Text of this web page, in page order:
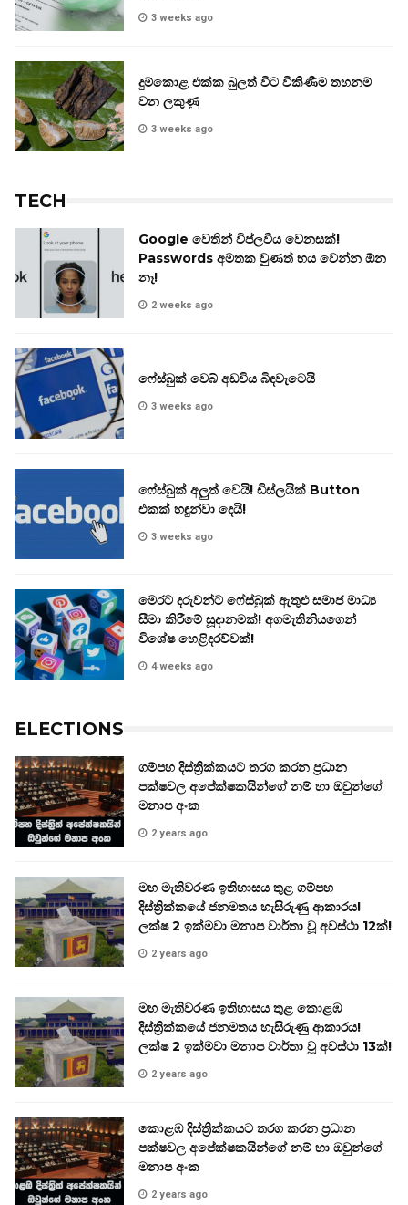
3 weeks ago
දුම්කොළ එක්ක බුලත් විට විකිණීම තහනම්
වන ලකුණු
3 weeks ago
TECH
Google වෙතින් විප්ලවීය වෙනසක්!
Passwords අමතක වුණත් භය වෙන්න ඕන
නෑ!
2 weeks ago
ෆේස්බුක් වෙබ් අඩවිය බිඳවැටෙයි
3 weeks ago
ෆේස්බුක් අලුත් වෙයි! ඩිස්ලයික් Button
එකක් හඳුන්වා දෙයි!
3 weeks ago
මෙරට දරුවන්ට ෆේස්බුක් ඇතුළු සමාජ මාධ්‍ය
සීමා කිරීමේ සූදානමක්! අගමැතිනියගෙන්
විශේෂ හෙළිදරව්වක්!
4 weeks ago
ELECTIONS
ගම්පහ දිස්ත්‍රික්කයට තරග කරන ප්‍රධාන
පක්ෂවල අපේක්ෂකයින්ගේ නම් හා ඔවුන්ගේ
මනාප අංක
2 years ago
මහ මැතිවරණ ඉතිහාසය තුළ ගම්පහ
දිස්ත්‍රික්කයේ ජනමතය හැසිරුණු ආකාරය!
ලක්ෂ 2 ඉක්මවා මනාප වාර්තා වූ අවස්ථා 12ක්!
2 years ago
මහ මැතිවරණ ඉතිහාසය තුළ කොළඹ
දිස්ත්‍රික්කයේ ජනමතය හැසිරුණු ආකාරය!
ලක්ෂ 2 ඉක්මවා මනාප වාර්තා වූ අවස්ථා 13ක්!
2 years ago
කොළඹ දිස්ත්‍රික්කයට තරග කරන ප්‍රධාන
පක්ෂවල අපේක්ෂකයින්ගේ නම් හා ඔවුන්ගේ
මනාප අංක
2 years ago